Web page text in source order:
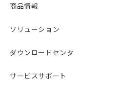
商品情報
ソリューション
ダウンロードセンタ
サービスサポート